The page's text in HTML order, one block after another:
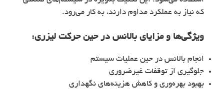
که نیاز به عملکرد مداوم دارند، به کار می‌رود.
ویژگی‌ها و مزایای بالانس در حین حرکت لیزری:
انجام بالانس در حین عملیات سیستم
جلوگیری از توقفات غیرضروری
بهبود بهره‌وری و کاهش هزینه‌های نگهداری